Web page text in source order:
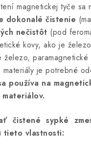
magnetickej tyče sa
dokonalé čistenie
nečistôt (pod
kovy, ako je
paramagnetické
je potrebné
používa na
čistené sypké
tieto vlastnosti: